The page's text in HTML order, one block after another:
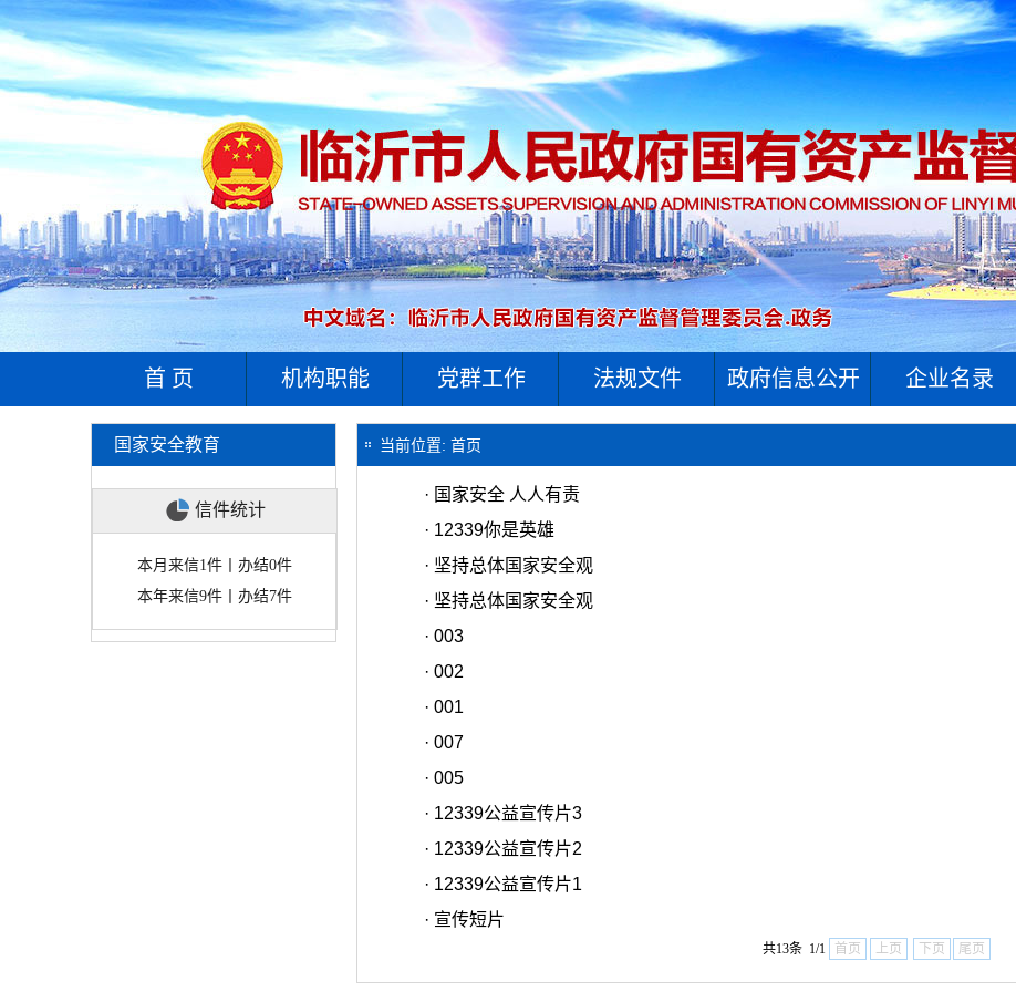
首 页 机构职能 党群工作 法规文件 政府信息公开 企业名录
国家安全教育
信件统计
本月来信1件丨办结0件
本年来信9件丨办结7件
当前位置: 首页
· 国家安全 人人有责
· 12339你是英雄
· 坚持总体国家安全观
· 坚持总体国家安全观
· 003
· 002
· 001
· 007
· 005
· 12339公益宣传片3
· 12339公益宣传片2
· 12339公益宣传片1
· 宣传短片
共13条 1/1 首页 上页 下页 尾页